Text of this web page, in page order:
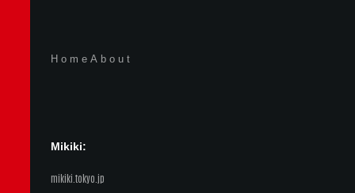
Home About
Mikiki:
mikiki.tokyo.jp